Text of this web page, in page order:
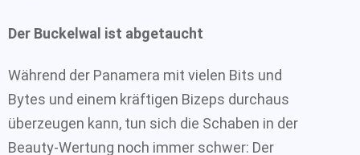
Der Buckelwal ist abgetaucht
Während der Panamera mit vielen Bits und
Bytes und einem kräftigen Bizeps durchaus
überzeugen kann, tun sich die Schaben in der
Beauty-Wertung noch immer schwer: Der